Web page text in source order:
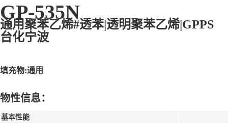
GP-535N
通用聚苯乙烯#透苯|透明聚苯乙烯|GPPS
台化宁波
填充物:通用
物性信息：
基本性能